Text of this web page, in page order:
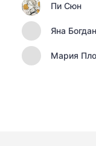
Пи Сюн
Яна
Мария